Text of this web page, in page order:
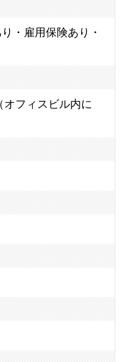
・雇用保険あり・
オフィスビル内に